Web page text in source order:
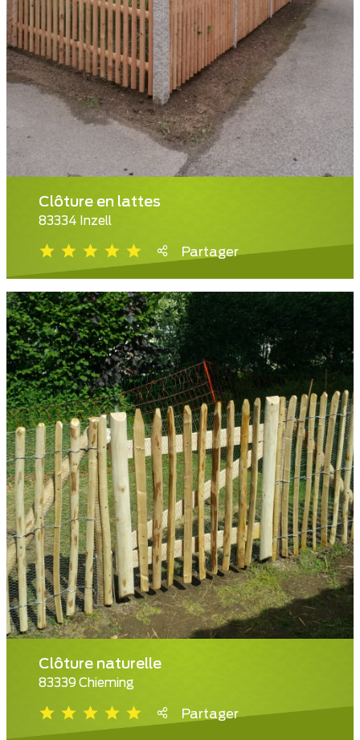
Clôture en lattes
83334 Inzell
Partager
Clôture naturelle
83339 Chieming
Partager